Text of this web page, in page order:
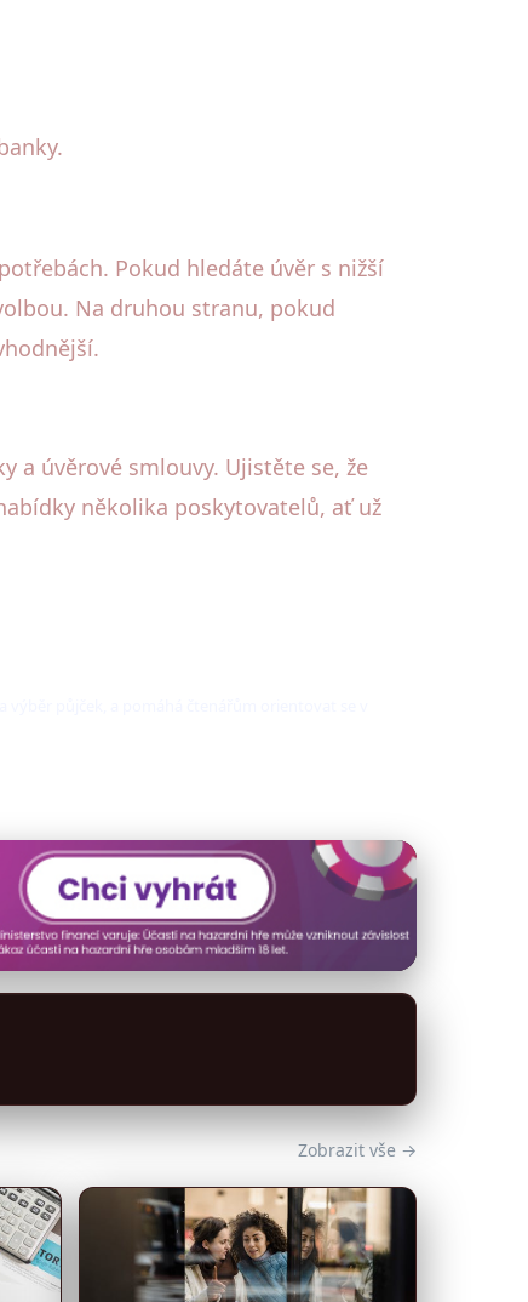
Pokud hledáte úvěr s nižší
Na druhou stranu, pokud
a úvěrové smlouvy. Ujistěte se, že
několika poskytovatelů, ať už
Zobrazit vše →